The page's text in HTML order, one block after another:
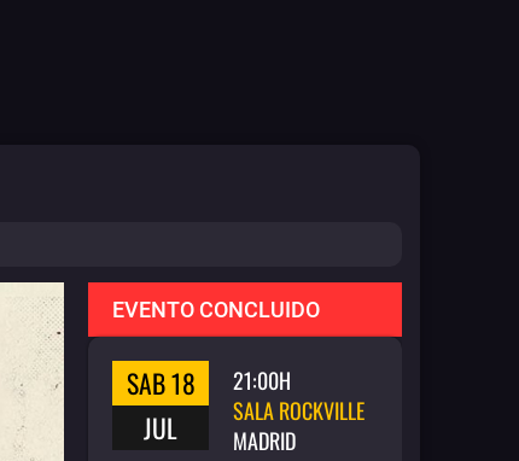
EVENTO CONCLUIDO
SAB 18
JUL
21:00H
SALA ROCKVILLE
MADRID